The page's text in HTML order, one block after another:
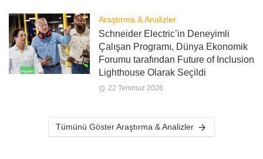
Araştırma & Analizler
Schneider Electric’in Deneyimli
Çalışan Programı, Dünya Ekonomik
Forumu tarafından Future of Inclusion
Lighthouse Olarak Seçildi
22 Temmuz 2026
Tümünü Göster Araştırma & Analizler